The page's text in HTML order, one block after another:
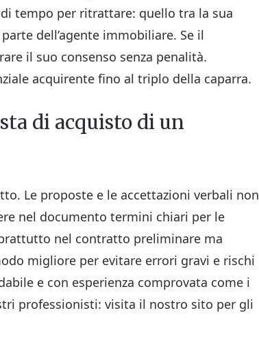
tempo per ritrattare: quello tra la sua
dell’agente immobiliare. Se il
il suo consenso senza penalità.
acquirente fino al triplo della caparra.
di acquisto di un
Le proposte e le accettazioni verbali non
nel documento termini chiari per le
nel contratto preliminare ma
migliore per evitare errori gravi e rischi
e con esperienza comprovata come i
professionisti: visita il nostro sito per gli